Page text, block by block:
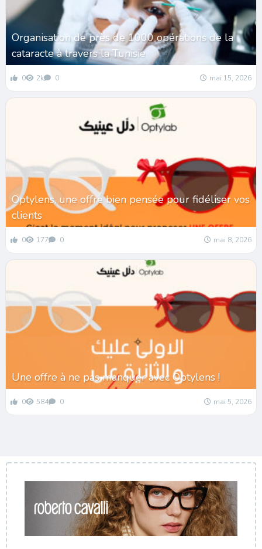
Organisation de près de 1000 opérations de la
cataracte à travers la Tunisie
0 2k 0 mai 15, 2026
Optylens, une offre bien pensée pour fidéliser vos
clients
0 177 0 mai 8, 2026
Une offre à ne pas manquer avec Optylens !
0 584 0 mai 5, 2026